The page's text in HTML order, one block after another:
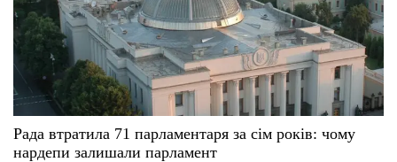
Рада втратила 71 парламентаря за сім років: чому
нардепи залишали парламент